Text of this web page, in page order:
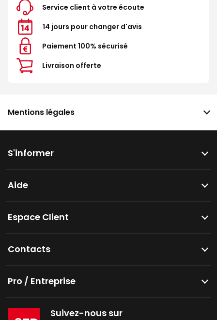
Service client à votre écoute
14 jours pour changer d'avis
Paiement 100% sécurisé
Livraison offerte
Mentions légales
S'informer
Aide
Espace Client
Contacts
Pro / Entreprise
Suivez-nous sur